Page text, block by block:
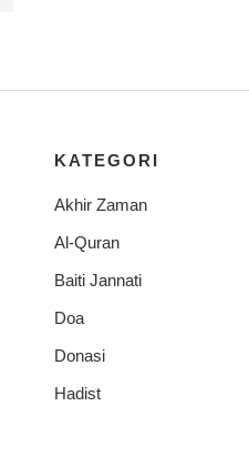
KATEGORI
Akhir Zaman
Al-Quran
Baiti Jannati
Doa
Donasi
Hadist